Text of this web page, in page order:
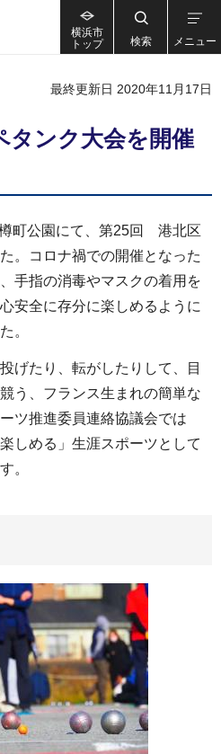
横浜市
トップ
検索 メニュー
最終更新日 2020年11月17日
ンク大会を開催
町公園にて、第25回 港北区
。コロナ禍での開催となった
手指の消毒やマスクの着用を
安全に存分に楽しめるように
。
げたり、転がしたりして、目
う、フランス生まれの簡単な
ツ推進委員連絡協議会では
しめる」生涯スポーツとして
。